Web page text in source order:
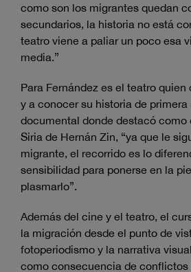
como son los migrantes quedan
secundarios, la historia no está
teatro viene a paliar un poco esa
media.”
Para Fernández es el teatro quien
y a conocer su historia de
documental donde destacó como
Siria de Hernán Zin, “ya que le
migrante, el recorrido es lo
sensibilidad para ponerse en la
plasmarlo”.
Además del cine y el teatro, el
la migración desde el punto de
fotoperiodismo y la narrativa
como consecuencia de conflictos